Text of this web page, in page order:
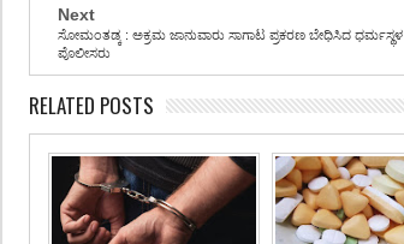
Next
ಸೋಮಂತಡ್ಕ : ಅಕ್ರಮ ಜಾನುವಾರು ಸಾಗಾಟ ಪ್ರಕರಣ ಬೇಧಿಸಿದ ಧರ್ಮಸ್ಥಳ
ಪೊಲೀಸರು
RELATED POSTS